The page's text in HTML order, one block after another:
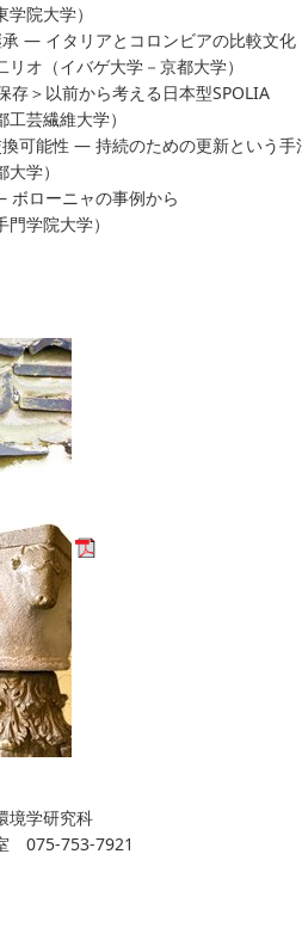
大学）
― イタリアとコロンビアの比較文化
バゲ大学－京都大学）
＞以前から考える日本型SPOLIA
維大学）
可能性 ― 持続のための更新という手
）
ローニャの事例から
大学）
境学研究科
075-753-7921